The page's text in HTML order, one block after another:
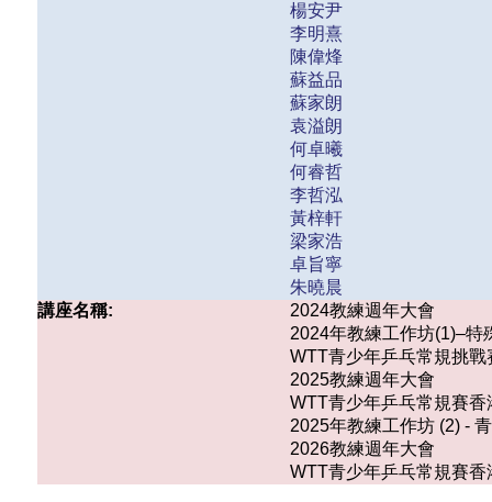
楊安尹
李明熹
陳偉烽
蘇益品
蘇家朗
袁溢朗
何卓曦
何睿哲
李哲泓
黃梓軒
梁家浩
卓旨寧
朱曉晨
講座名稱:
2024教練週年大會
2024年教練工作坊(1)–特
WTT青少年乒乓常規挑
2025教練週年大會
WTT青少年乒乓常規賽香
2025年教練工作坊 (2) -
2026教練週年大會
WTT青少年乒乓常規賽香